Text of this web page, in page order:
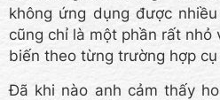
không ứng dụng được
cũng chỉ là một phần rất nhỏ
biến theo từng trường hợp
Đã khi nào anh cảm thấy